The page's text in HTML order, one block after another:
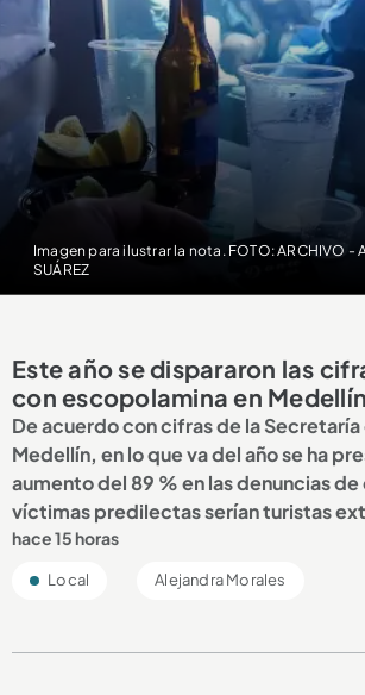
Imagen para ilustrar la nota. FOTO: ARCHIVO -
SUÁREZ
Este año se dispararon las
con escopolamina en Medellín
De acuerdo con cifras de la
Medellín, en lo que va del año se ha
aumento del 89 % en las denuncias
víctimas predilectas serían turistas
hace 15 horas
Local Alejandra Morales